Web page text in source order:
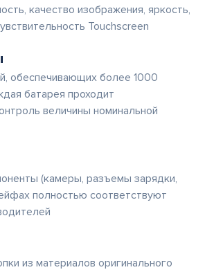
качество изображения, яркость,
Touchscreen
обеспечивающих более 1000
батарея проходит
величины номинальной
(камеры, разъемы зарядки,
полностью соответствуют
из материалов оригинального